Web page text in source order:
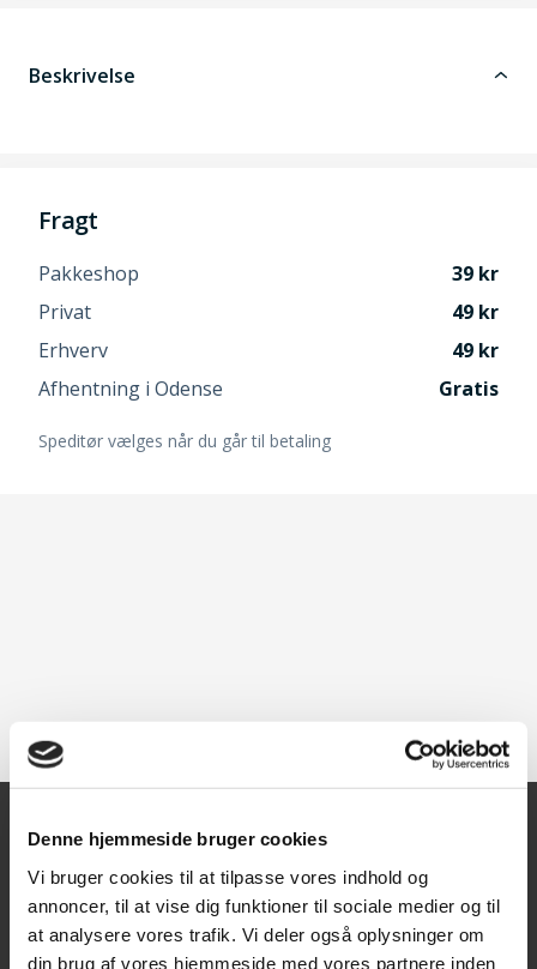
Denne hjemmeside bruger cookies
Vi bruger cookies til at tilpasse vores indhold og
annoncer, til at vise dig funktioner til sociale medier og til
at analysere vores trafik. Vi deler også oplysninger om
din brug af vores hjemmeside med vores partnere inden
Beskrivelse
Fragt
Pakkeshop
39
Privat
49
Erhverv
49
Afhentning i Odense
Gratis
Speditør vælges når du går til betaling
Kontakt
Texas A/S
Knullen 22